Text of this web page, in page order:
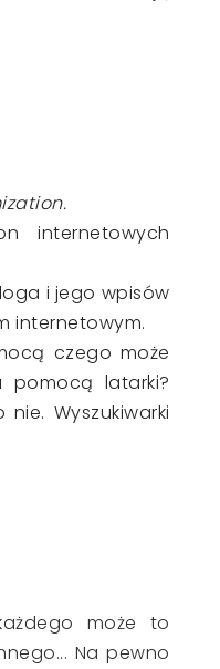
internetowych
i jego wpisów
internetowym.
czego może
pomocą latarki?
Wyszukiwarki
może to
Na pewno